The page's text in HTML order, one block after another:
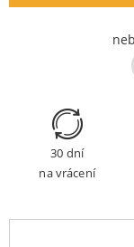
30 dní
na vrácení